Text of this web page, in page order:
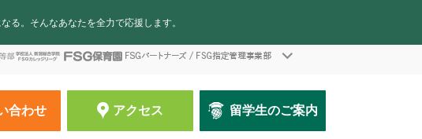
る。そんなあなたを全力で応援します。
合わせ アクセス 留学生のご案内